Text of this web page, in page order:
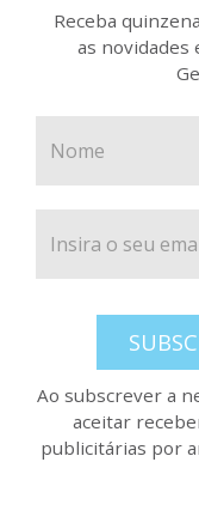
Receba
as novidades
Ao subscrever a
aceitar
publicitárias por